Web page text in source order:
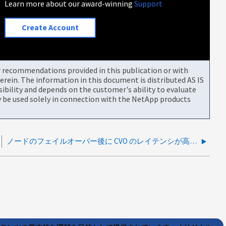
Learn more about our award-winningSupport
Create Account
provided in this publication or with
The information in this document is distributed AS IS
and depends on the customer's ability to evaluate
used solely in connection with the NetApp products
ノードのフェイルオーバー後に CVO のレイテンシが高くなる